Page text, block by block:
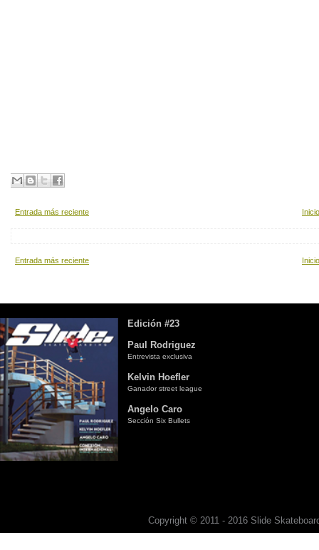
Entrada más reciente Inicio
Entrada más reciente Inicio
Edición #23
Paul Rodriguez
Entrevista exclusiva
Kelvin Hoefler
Ganador street league
Angelo Caro
Sección Six Bullets
Copyright © 2011 - 2016 Slide